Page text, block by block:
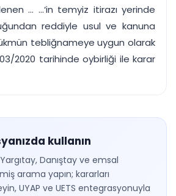
... ...‘in temyiz itirazı yerinde
reddiyle usul ve kanuna
tebliğnameye uygun olarak
03/2020 tarihinde oybirliği ile karar
kullanın
Danıştay ve emsal
arama yapın; kararları
UYAP ve UETS entegrasyonuyla